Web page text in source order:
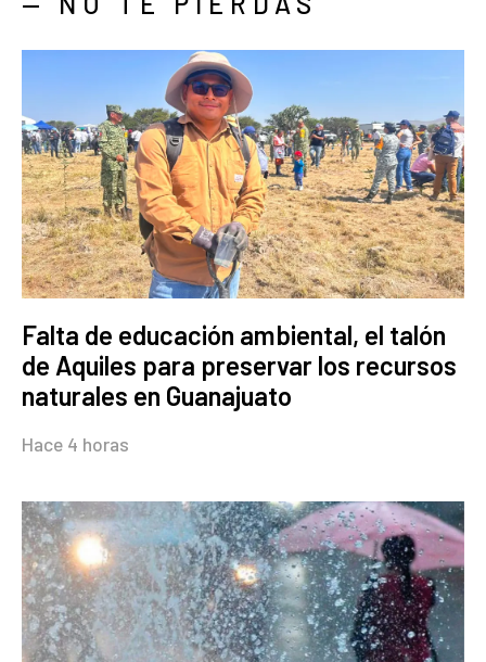
Falta de educación ambiental, el talón
de Aquiles para preservar los recursos
naturales en Guanajuato
Hace 4 horas